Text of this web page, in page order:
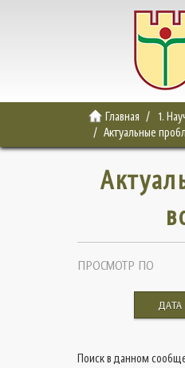
Главная 1.
Актуальные
ПРОСМОТР ПО
Поиск в данном